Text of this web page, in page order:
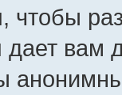
чтобы
дает вам